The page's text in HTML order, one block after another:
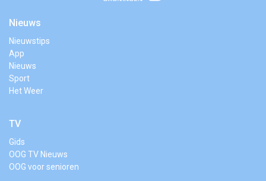
Nieuws
Nieuwstips
App
Nieuws
Sport
Het Weer
TV
Gids
OOG TV Nieuws
OOG voor senioren